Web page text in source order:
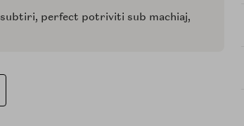
perfect potriviti sub machiaj,